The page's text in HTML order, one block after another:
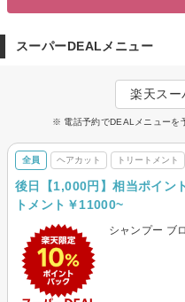
スーパーDEALメニュー
楽天スー
※ 電話予約でDEALメニューを
全員 ヘアカット トリートメント
後日【1,000円】相当ポイン
トメント￥11000~
シャンプー ブ